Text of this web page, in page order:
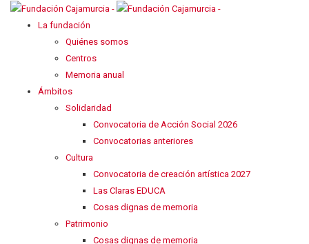
La fundación
Quiénes somos
Centros
Memoria anual
Ámbitos
Solidaridad
Convocatoria de Acción Social 2026
Convocatorias anteriores
Cultura
Convocatoria de creación artística 2027
Las Claras EDUCA
Cosas dignas de memoria
Patrimonio
Cosas dignas de memoria